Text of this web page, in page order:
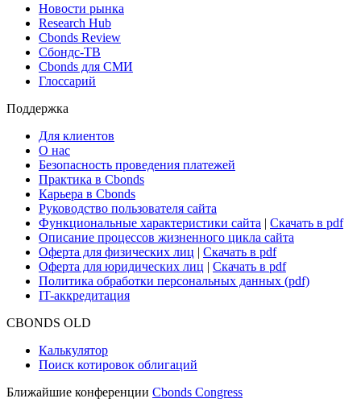
Новости рынка
Research Hub
Cbonds Review
Сбондс-ТВ
Cbonds для СМИ
Глоссарий
Поддержка
Для клиентов
О нас
Безопасность проведения платежей
Практика в Cbonds
Карьера в Cbonds
Руководство пользователя сайта
Функциональные характеристики сайта | Скачать в pdf
Описание процессов жизненного цикла сайта
Оферта для физических лиц | Скачать в pdf
Оферта для юридических лиц | Скачать в pdf
Политика обработки персональных данных (pdf)
IT-аккредитация
CBONDS OLD
Калькулятор
Поиск котировок облигаций
Ближайшие конференции Cbonds Congress